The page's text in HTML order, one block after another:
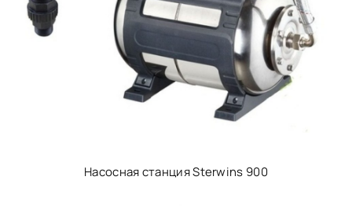
Насосная станция Sterwins 900